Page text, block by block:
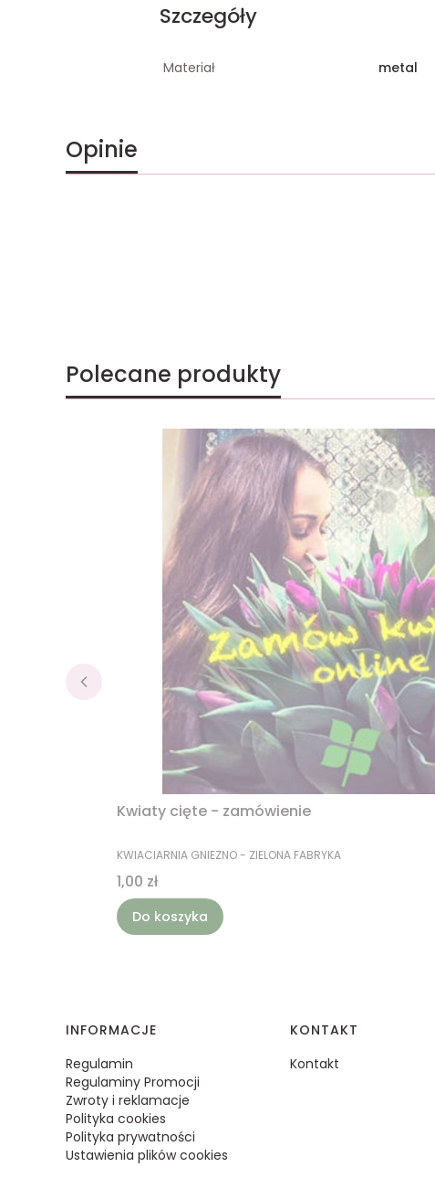
Szczegóły
Materiał metal
Opinie
Polecane produkty
Kwiaty cięte - zamówienie
PRODUCENT
KWIACIARNIA GNIEZNO - ZIELONA FABRYKA
Cena
1,00 zł
Do koszyka
Linki w stopce
INFORMACJE
Regulamin
Regulaminy Promocji
Zwroty i reklamacje
Polityka cookies
Polityka prywatności
Ustawienia plików cookies
KONTAKT
Kontakt